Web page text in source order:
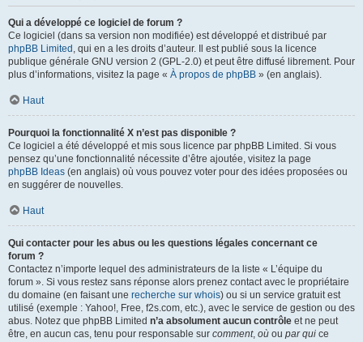
Qui a développé ce logiciel de forum ?
Ce logiciel (dans sa version non modifiée) est développé et distribué par
phpBB Limited , qui en a les droits d’auteur. Il est publié sous la licence
publique générale GNU version 2 (GPL-2.0) et peut être diffusé librement. Pour
plus d’informations, visitez la page « À propos de phpBB » (en anglais).
Haut
Pourquoi la fonctionnalité X n’est pas disponible ?
Ce logiciel a été développé et mis sous licence par phpBB Limited. Si vous
pensez qu’une fonctionnalité nécessite d’être ajoutée, visitez la page
phpBB Ideas (en anglais) où vous pouvez voter pour des idées proposées ou
en suggérer de nouvelles.
Haut
Qui contacter pour les abus ou les questions légales concernant ce
forum ?
Contactez n’importe lequel des administrateurs de la liste « L’équipe du
forum ». Si vous restez sans réponse alors prenez contact avec le propriétaire
du domaine (en faisant une recherche sur whois) ou si un service gratuit est
utilisé (exemple : Yahoo!, Free, f2s.com, etc.), avec le service de gestion ou des
abus. Notez que phpBB Limited n’a absolument aucun contrôle et ne peut
être, en aucun cas, tenu pour responsable sur comment, où ou par qui ce